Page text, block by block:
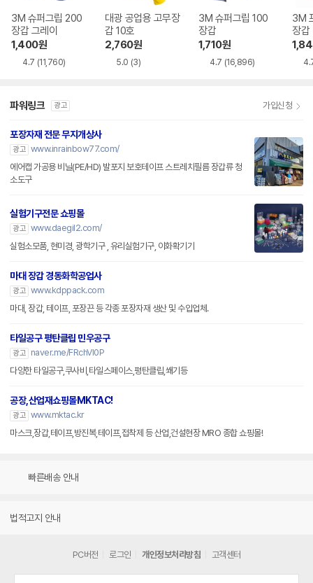
3M 슈퍼그립 200
장갑 그레이
1,400원
4.7 (11,760)
대광 공업용 고무장
갑 10호
2,760원
5.0 (3)
3M 슈퍼그립 100
장갑
1,710원
4.7 (16,896)
3M
장갑
파워링크 광고 가입신청
포장자재 전문 무지개상사
광고 www.inrainbow77.com/
에어캡 가공용 비닐(PE/HD) 발포지 보호테이프 스트레치필름 장갑류 청
소도구
실험기구전문 쇼핑몰
광고 www.daegil2.com/
실험소모품, 현미경, 광학기구 , 유리실험기구, 이화확기기
마대 장갑 경동화학공업사
광고 www.kdppack.com
마대, 장갑, 테이프, 포장끈 등 각종 포장자재 생산 및 수입업체.
타일공구 평탄클립 민우공구
광고
naver.me/FRchVI0P
다양한 타일공구,쿠사비,타일스페이스,평탄클립,쐐기등
공장,산업재쇼핑몰MKTAC!
광고 www.mktac.kr
마스크,장갑,테이프,방진복,테이프,접착제 등 산업,건설현장 MRO 종합 쇼핑몰!
빠른배송 안내
법적고지 안내
PC버전 로그인 개인정보처리방침 고객센터